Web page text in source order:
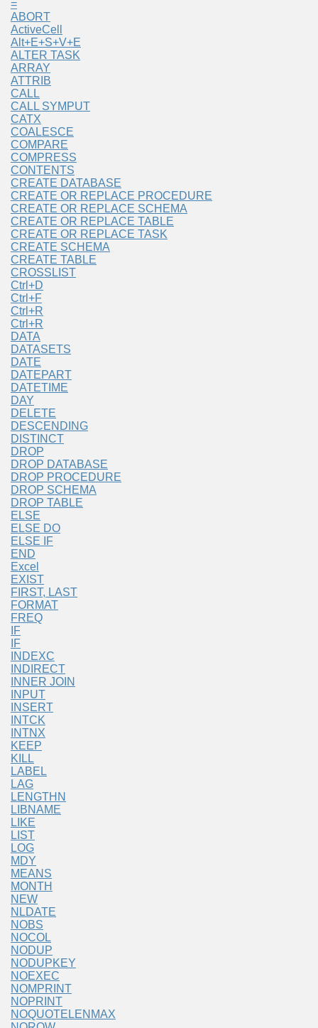
=
ABORT
ActiveCell
Alt+E+S+V+E
ALTER TASK
ARRAY
ATTRIB
CALL
CALL SYMPUT
CATX
COALESCE
COMPARE
COMPRESS
CONTENTS
CREATE DATABASE
CREATE OR REPLACE PROCEDURE
CREATE OR REPLACE SCHEMA
CREATE OR REPLACE TABLE
CREATE OR REPLACE TASK
CREATE SCHEMA
CREATE TABLE
CROSSLIST
Ctrl+D
Ctrl+F
Ctrl+R
Ctrl+R
DATA
DATASETS
DATE
DATEPART
DATETIME
DAY
DELETE
DESCENDING
DISTINCT
DROP
DROP DATABASE
DROP PROCEDURE
DROP SCHEMA
DROP TABLE
ELSE
ELSE DO
ELSE IF
END
Excel
EXIST
FIRST, LAST
FORMAT
FREQ
IF
IF
INDEXC
INDIRECT
INNER JOIN
INPUT
INSERT
INTCK
INTNX
KEEP
KILL
LABEL
LAG
LENGTHN
LIBNAME
LIKE
LIST
LOG
MDY
MEANS
MONTH
NEW
NLDATE
NOBS
NOCOL
NODUP
NODUPKEY
NOEXEC
NOMPRINT
NOPRINT
NOQUOTELENMAX